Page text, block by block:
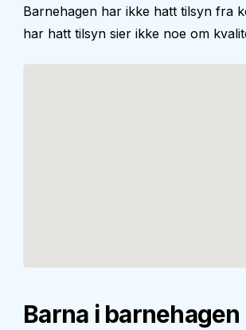
Barnehagen har ikke hatt tilsyn fra
har hatt tilsyn sier ikke noe om
Barna i barnehagen